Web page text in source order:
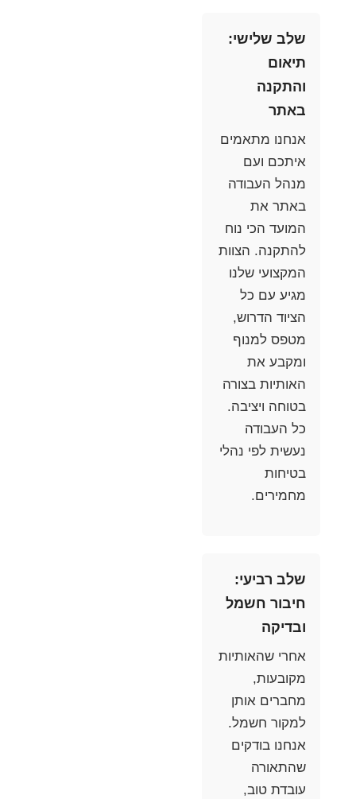
שלב שלישי:
תיאום
והתקנה
באתר
אנחנו מתאמים
איתכם ועם
מנהל העבודה
באתר את
המועד הכי נוח
להתקנה. הצוות
המקצועי שלנו
מגיע עם כל
הציוד הדרוש,
מטפס למנוף
ומקבע את
האותיות בצורה
בטוחה ויציבה.
כל העבודה
נעשית לפי נהלי
בטיחות
מחמירים.
שלב רביעי:
חיבור חשמל
ובדיקה
אחרי שהאותיות
מקובעות,
מחברים אותן
למקור חשמל.
אנחנו בודקים
שהתאורה
עובדת טוב,